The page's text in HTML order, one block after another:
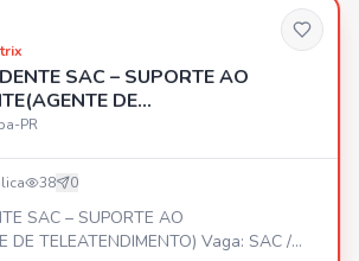
SAC – SUPORTE AO
DE
PR
38 0
SAC – SUPORTE AO
DE TELEATENDIMENTO) Vaga: SAC /